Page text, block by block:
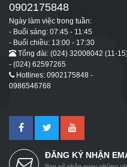
0902175848
Ngày làm việc trong tuần:
- Buổi sáng: 07:45 - 11:45
- Buổi chiều: 13:00 - 17:30
Tổng đài: (024) 32008042 (11-
- (024) 62597265
Hotlines: 0902175848 -
0986546768
ĐĂNG KÝ NHẬN